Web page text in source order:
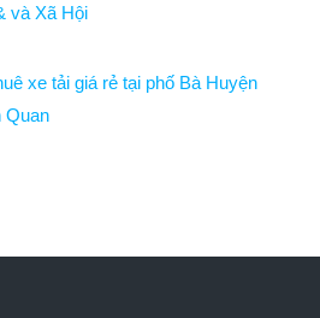
và Xã Hội
xe tải giá rẻ tại phố Bà Huyện
Quan